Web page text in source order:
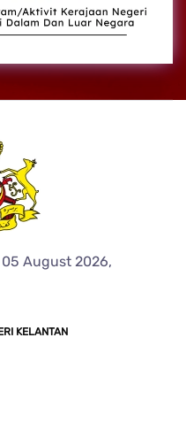
August 2026,
KELANTAN